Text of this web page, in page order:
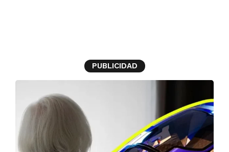
PUBLICIDAD